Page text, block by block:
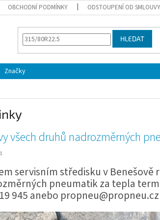
OBCHODNÍ PODMÍNKY ODSTOUPENÍ OD SMLOUVY
HLEDAT
Značky
všech druhů nadrozměrných
servisním středisku v
pneumatik za tepla
945 anebo propneu@propneu.cz